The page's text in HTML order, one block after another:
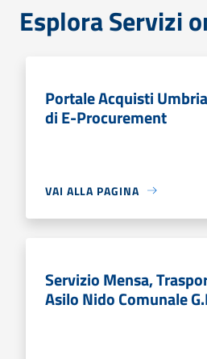
Esplora Servizi
Portale Acquisti
di E-Procurement
VAI ALLA PAGINA
Servizio Mensa,
Asilo Nido Comunale